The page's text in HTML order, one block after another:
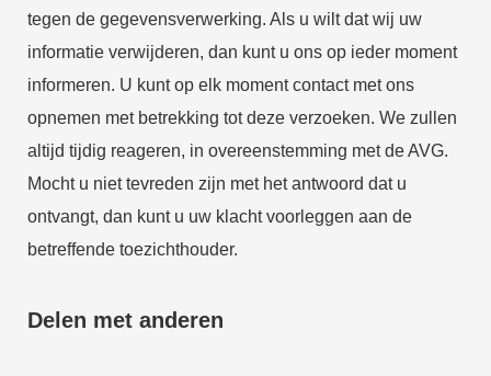
tegen de gegevensverwerking. Als u wilt dat wij uw
informatie verwijderen, dan kunt u ons op ieder moment
informeren. U kunt op elk moment contact met ons
opnemen met betrekking tot deze verzoeken. We zullen
altijd tijdig reageren, in overeenstemming met de AVG.
Mocht u niet tevreden zijn met het antwoord dat u
ontvangt, dan kunt u uw klacht voorleggen aan de
betreffende toezichthouder.
Delen met anderen